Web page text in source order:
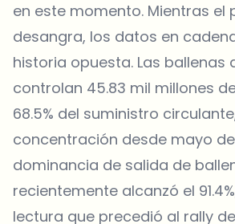
en este momento. Mientras el
desangra, los datos en
historia opuesta. Las ballenas
controlan 45.83 mil millones
68.5% del suministro
concentración desde mayo
dominancia de salida de
recientemente alcanzó el
lectura que precedió al rally de